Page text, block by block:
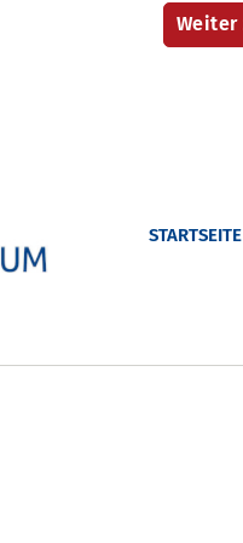
STARTSEITE